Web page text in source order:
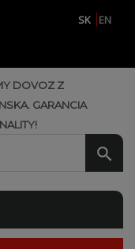
SK
EN
DOVOZ Z
GARANCIA